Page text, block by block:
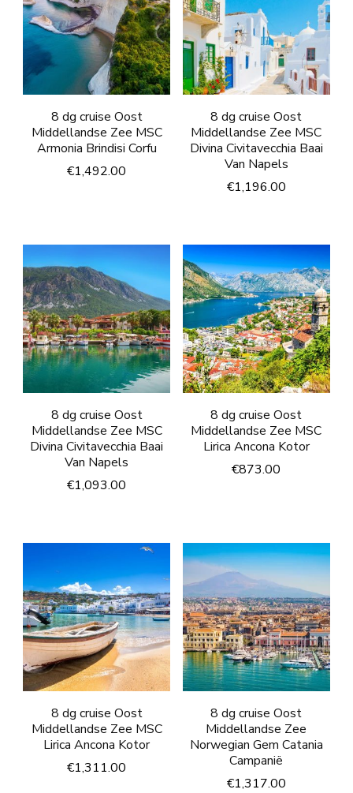
8 dg cruise Oost
Middellandse Zee MSC
Armonia Brindisi Corfu
€1,492.00
8 dg cruise Oost
Middellandse Zee MSC
Divina Civitavecchia Baai
Van Napels
€1,196.00
8 dg cruise Oost
Middellandse Zee MSC
Divina Civitavecchia Baai
Van Napels
€1,093.00
8 dg cruise Oost
Middellandse Zee MSC
Lirica Ancona Kotor
€873.00
8 dg cruise Oost
Middellandse Zee MSC
Lirica Ancona Kotor
€1,311.00
8 dg cruise Oost
Middellandse Zee
Norwegian Gem Catania
Campanië
€1,317.00